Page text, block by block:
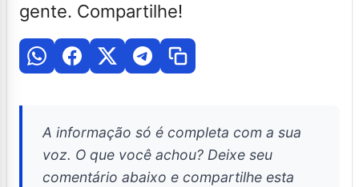
gente. Compartilhe!
A informação só é completa com a sua
voz. O que você achou? Deixe seu
comentário abaixo e compartilhe esta